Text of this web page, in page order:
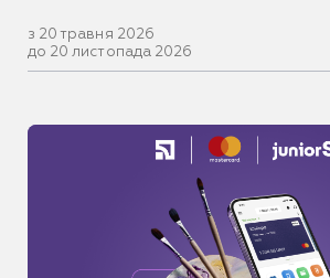
з 20 травня 2026
до 20 листопада 2026